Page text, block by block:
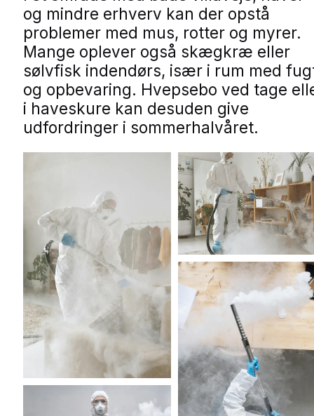
og mindre erhverv kan der opstå
problemer med mus, rotter og myrer.
Mange oplever også skægkræ eller
sølvfisk indendørs, især i rum med
og opbevaring. Hvepsebo ved tage
i haveskure kan desuden give
udfordringer i sommerhalvåret.